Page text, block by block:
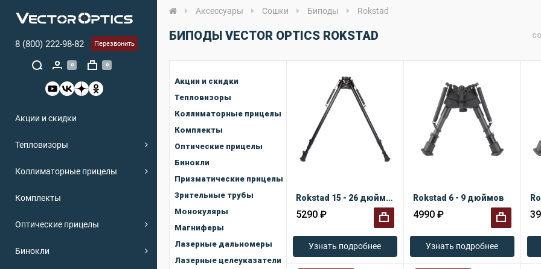
8 (800) 222-98-82 Перезвонить
0 0
Акции и скидки
Тепловизоры
Коллиматорные прицелы
Комплекты
Оптические прицелы
Бинокли
Аксессуары Сошки Биподы Rokstad
БИПОДЫ VECTOR OPTICS ROKSTAD
Акции и скидки
Тепловизоры
Коллиматорные прицелы
Комплекты
Оптические прицелы
Бинокли
Призматические прицелы
Зрительные трубы
Монокуляры
Магниферы
Лазерные дальномеры
Лазерные целеуказатели
Rokstad 15 - 26 дюймов
5290 ₽
Узнать подробнее
Rokstad 6 - 9 дюймов
4990 ₽
Узнать подробнее